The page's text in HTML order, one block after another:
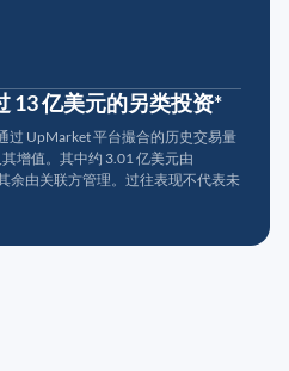
13 亿美元的另类投资*
过 UpMarket 平台撮合的历史交易量
增值。其中约 3.01 亿美元由
余由关联方管理。过往表现不代表未